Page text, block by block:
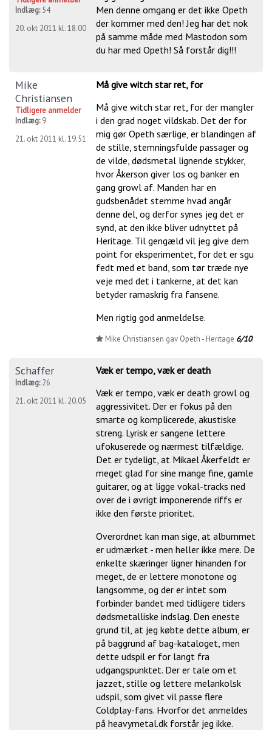
Indlæg:54
20. okt 2011 kl. 18.00
Men denne omgang er det ikke Opeth
der kommer med den! Jeg har det nok
på samme måde med Mastodon som
du har med Opeth! Så forstår dig!!!
Mike
Christiansen
Tidligere anmelder
Indlæg:9
21. okt 2011 kl. 19.51
Må give witch star ret, for
Må give witch star ret, for der mangler
i den grad noget vildskab. Det der for
mig gør Opeth særlige, er blandingen af
de stille, stemningsfulde passager og
de vilde, dødsmetal lignende stykker,
hvor Åkerson giver los og banker en
gang growl af. Manden har en
gudsbenådet stemme hvad angår
denne del, og derfor synes jeg det er
synd, at den ikke bliver udnyttet på
Heritage. Til gengæld vil jeg give dem
point for eksperimentet, for det er sgu
fedt med et band, som tør træde nye
veje med det i tankerne, at det kan
betyder ramaskrig fra fansene.
Men rigtig god anmeldelse.
Mike Christiansen gav Opeth - Heritage 6/10.
Schaffer
Indlæg:26
21. okt 2011 kl. 20.05
Væk er tempo, væk er death
Væk er tempo, væk er death growl og
aggressivitet. Der er fokus på den
smarte og komplicerede, akustiske
streng. Lyrisk er sangene lettere
ufokuserede og nærmest tilfældige.
Det er tydeligt, at Mikael Åkerfeldt er
meget glad for sine mange fine, gamle
guitarer, og at ligge vokal-tracks ned
over de i øvrigt imponerende riffs er
ikke den første prioritet.
Overordnet kan man sige, at albummet
er udmærket - men heller ikke mere. De
enkelte skæringer ligner hinanden for
meget, de er lettere monotone og
langsomme, og der er intet som
forbinder bandet med tidligere tiders
dødsmetalliske indslag. Den eneste
grund til, at jeg købte dette album, er
på baggrund af bag-kataloget, men
dette udspil er for langt fra
udgangspunktet. Der er tale om et
jazzet, stille og lettere melankolsk
udspil, som givet vil passe flere
Coldplay-fans. Hvorfor det anmeldes
på heavymetal.dk forstår jeg ikke.